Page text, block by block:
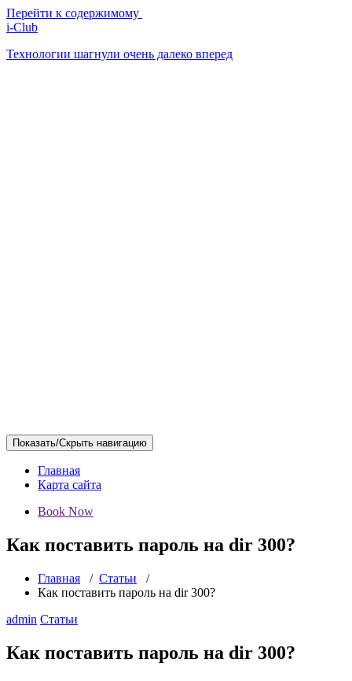
Перейти к содержимому
i-Club
Технологии шагнули очень далеко вперед
Показать/Скрыть навигацию
Главная
Карта сайта
Book Now
Как поставить пароль на dir 300?
Главная / Статьи /
Как поставить пароль на dir 300?
admin Статьи
Как поставить пароль на dir 300?